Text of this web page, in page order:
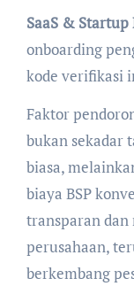
SaaS &
onboarding
kode verifikasi
Faktor
bukan sekadar
biasa,
biaya BSP
transparan
perusahaan,
berkembang